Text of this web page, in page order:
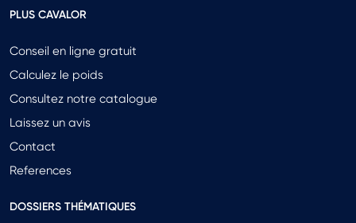
PLUS CAVALOR
Conseil en ligne gratuit
Calculez le poids
Consultez notre catalogue
Laissez un avis
Contact
References
DOSSIERS THÉMATIQUES